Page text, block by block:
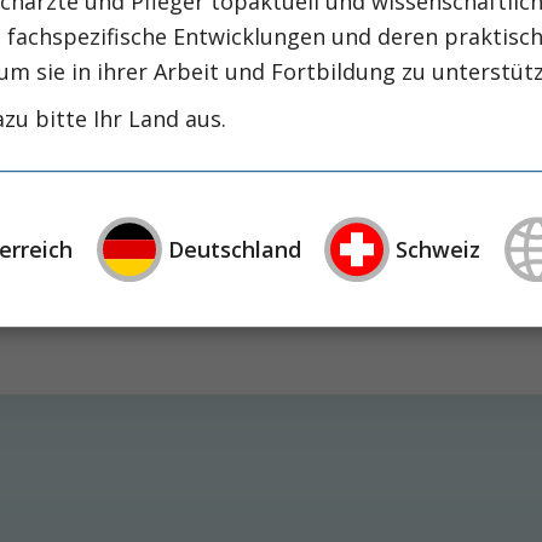
news intensivmedizin
mangelernährung masld
nephrologie niereninsuffizienz
präzisionstherapie
Eine Frage des Seins oder Nicht-Seins
für eine alltagsrelevante Abnahme der
Entwicklungen und deren
sie in ihrer Arbeit und Fortbildung zu
bitte Ihr Land aus.
Deutschland Schweiz